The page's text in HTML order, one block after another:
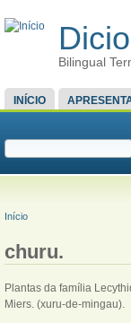
Bilingual
MENU PRINCIPAL
INÍCIO
FORMULÁRIO
VOCÊ ESTÁ AQUI
Início
churu.
Plantas da família
Miers. (xuru-de-mingau).